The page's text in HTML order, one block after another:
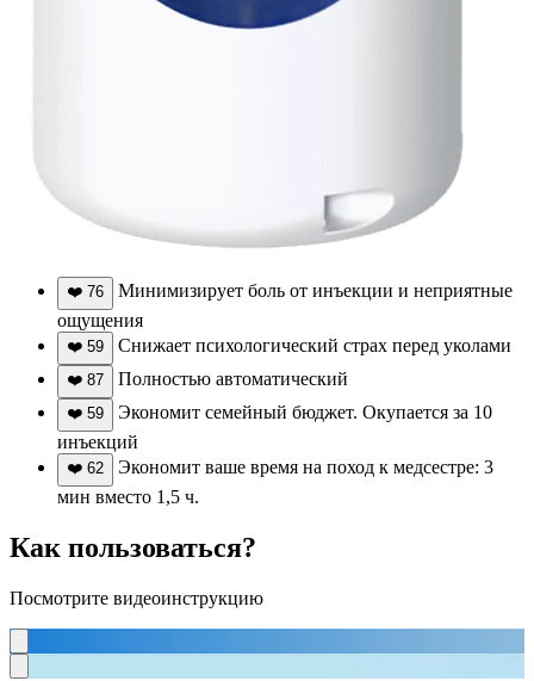
❤️ 76
Минимизирует боль от инъекции и неприятные
ощущения
❤️ 59 Снижает психологический страх перед уколами
❤️ 87 Полностью автоматический
❤️ 59
Экономит семейный бюджет. Окупается за 10
инъекций
❤️ 62
Экономит ваше время на поход к медсестре: 3
мин вместо 1,5 ч.
Как пользоваться?
Посмотрите видеоинструкцию